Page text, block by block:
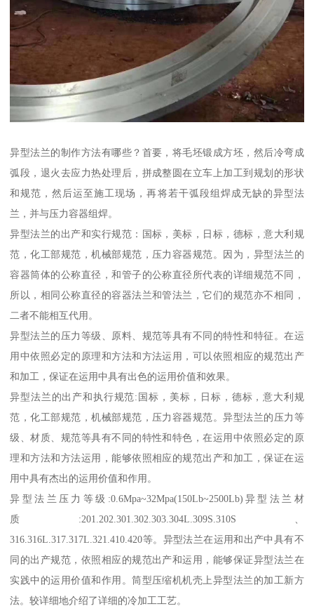
异型法兰的制作方法有哪些？首要，将毛坯锻成方坯，然后冷弯成
弧段，退火去应力热处理后，拼成整圆在立车上加工到规划的形状
和规范，然后运至施工现场，再将若干弧段组焊成无缺的异型法
兰，并与压力容器组焊。
异型法兰的出产和实行规范：国标，美标，日标，德标，意大利规
范，化工部规范，机械部规范，压力容器规范。因为，异型法兰的
容器筒体的公称直径，和管子的公称直径所代表的详细规范不同，
所以，相同公称直径的容器法兰和管法兰，它们的规范亦不相同，
二者不能相互代用。
异型法兰的压力等级、原料、规范等具有不同的特性和特征。在运
用中依照必定的原理和方法和方法运用，可以依照相应的规范出产
和加工，保证在运用中具有出色的运用价值和效果。
异型法兰的出产和执行规范:国标，美标，日标，德标，意大利规
范，化工部规范，机械部规范，压力容器规范。异型法兰的压力等
级、材质、规范等具有不同的特性和特色，在运用中依照必定的原
理和方法和方法运用，能够依照相应的规范出产和加工，保证在运
用中具有杰出的运用价值和作用。
异型法兰压力等级:0.6Mpa~32Mpa(150Lb~2500Lb)异型法兰材
质:201.202.301.302.303.304L.309S.310S、
316.316L.317.317L.321.410.420等。异型法兰在运用和出产中具有不
同的出产规范，依照相应的规范出产和运用，能够保证异型法兰在
实践中的运用价值和作用。筒型压缩机机壳上异型法兰的加工新方
法。较详细地介绍了详细的冷加工工艺。